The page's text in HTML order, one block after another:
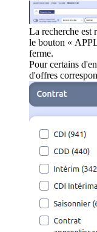
La recherche est
le bouton «
ferme.
Pour certains
d'offres